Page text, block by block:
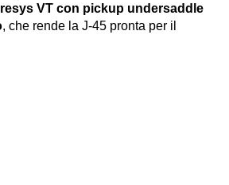
VT con pickup undersaddle
, che rende la J-45 pronta per il